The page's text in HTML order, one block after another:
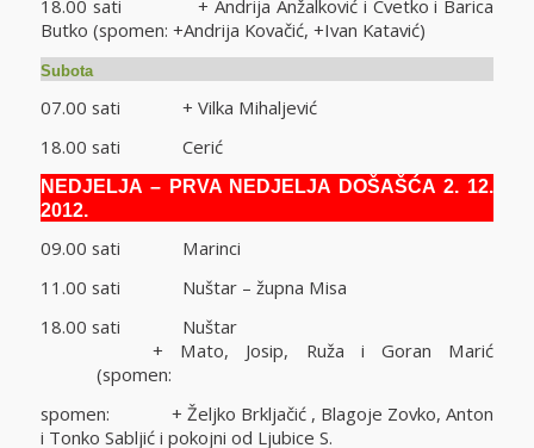
18.00 sati + Andrija Anžalković i Cvetko i Barica
Butko (spomen: +Andrija Kovačić, +Ivan Katavić)
Subota
07.00 sati + Vilka Mihaljević
18.00 sati Cerić
NEDJELJA – PRVA NEDJELJA DOŠAŠĆA 2. 12.
2012.
09.00 sati Marinci
11.00 sati Nuštar – župna Misa
18.00 sati Nuštar
+ Mato, Josip, Ruža i Goran Marić
(spomen:
spomen: + Željko Brkljačić , Blagoje Zovko, Anton
i Tonko Sabljić i pokojni od Ljubice S.